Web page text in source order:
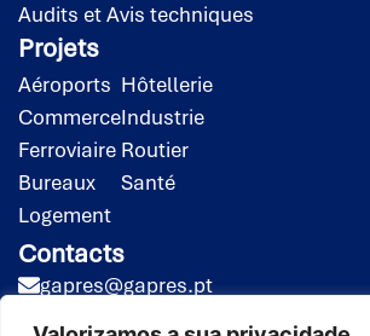
Audits et Avis techniques
Projets
Aéroports
Commerce
Ferroviaire
Bureaux
Logement
Hôtellerie
Industrie
Routier
Santé
Contacts
gapres@gapres.pt